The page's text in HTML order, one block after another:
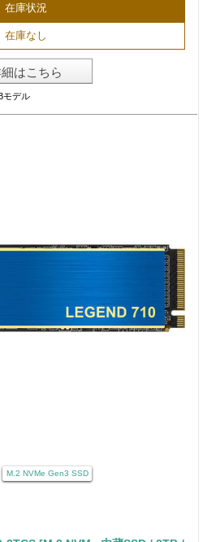
在庫状況
在庫なし
はこちら
モデル
M.2 NVMe Gen3 SSD